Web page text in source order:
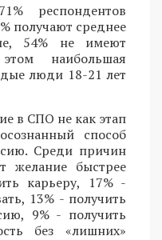
респондентов
получают среднее
54% не имеют
наибольшая
люди 18-21 лет
в СПО не как этап
способ
Среди причин
желание быстрее
карьеру, 17% -
13% - получить
9% - получить
без «лишних»